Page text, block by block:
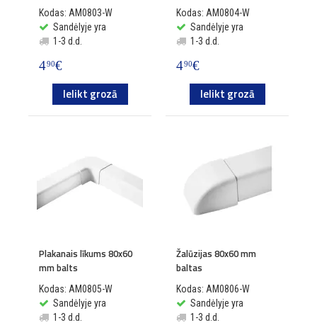
Kodas: AM0803-W
Sandėlyje yra
1-3 d.d.
490€
Ielikt grozā
Kodas: AM0804-W
Sandėlyje yra
1-3 d.d.
490€
Ielikt grozā
Plakanais līkums 80x60
mm balts
Kodas: AM0805-W
Sandėlyje yra
1-3 d.d.
Žalūzijas 80x60 mm
baltas
Kodas: AM0806-W
Sandėlyje yra
1-3 d.d.